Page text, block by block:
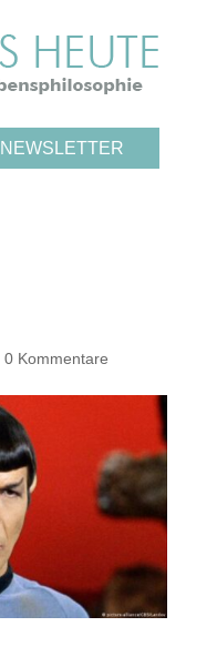
NEWSLETTER
0 Kommentare